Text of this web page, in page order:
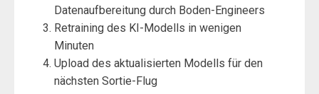
Datenaufbereitung durch Boden-Engineers
Retraining des KI-Modells in wenigen
Minuten
Upload des aktualisierten Modells für den
nächsten Sortie-Flug